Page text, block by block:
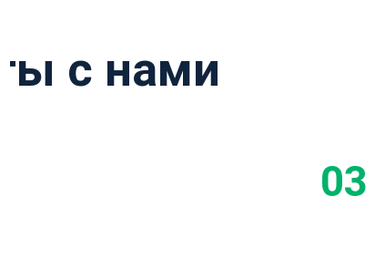
с нами